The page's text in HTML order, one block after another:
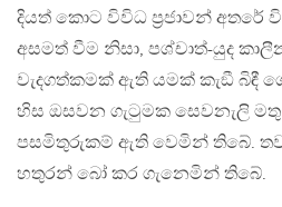
දියත් කොට විවිධ ප‍්‍රජාවන් අතරේ
අසමත් වීම නිසා, පශ්චාත්-යුද
වැදගත්කමක් ඇති යමක් කැඞී බිඳී
හිස ඔසවන ගැටුමක සෙවනැලි
පසමිතුරුකම් ඇති වෙමින් තිබේ.
හතුරන් බෝ කර ගැනෙමින් තිබේ.